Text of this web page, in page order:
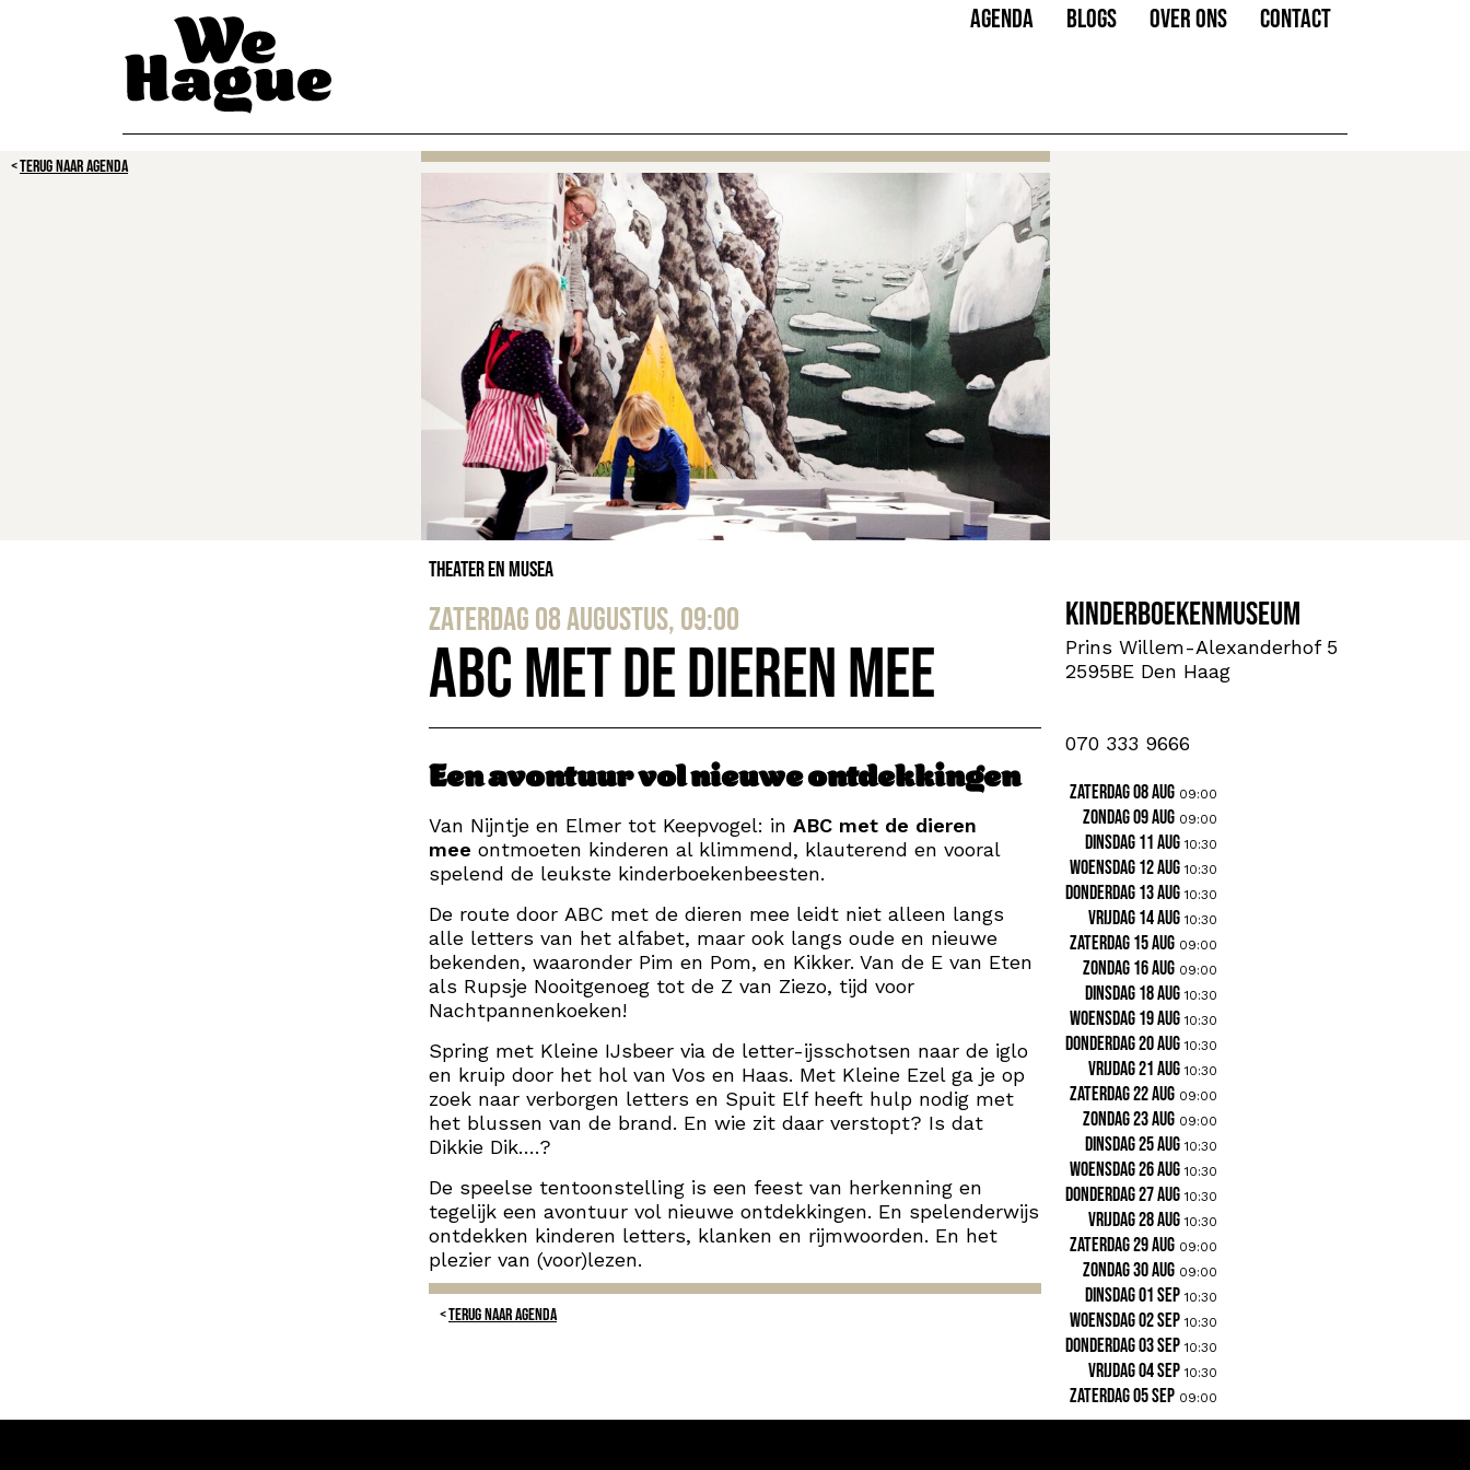
AGENDA BLOGS OVER ONS CONTACT
TERUG NAAR AGENDA
Theater en Musea
zaterdag 08 augustus, 09:00
ABC met de dieren mee
Een avontuur vol nieuwe ontdekkingen
Van Nijntje en Elmer tot Keepvogel: in ABC met de dieren
mee ontmoeten kinderen al klimmend, klauterend en vooral
spelend de leukste kinderboekenbeesten.
De route door ABC met de dieren mee leidt niet alleen langs
alle letters van het alfabet, maar ook langs oude en nieuwe
bekenden, waaronder Pim en Pom, en Kikker. Van de E van Eten
als Rupsje Nooitgenoeg tot de Z van Ziezo, tijd voor
Nachtpannenkoeken!
Spring met Kleine IJsbeer via de letter-ijsschotsen naar de iglo
en kruip door het hol van Vos en Haas. Met Kleine Ezel ga je op
zoek naar verborgen letters en Spuit Elf heeft hulp nodig met
het blussen van de brand. En wie zit daar verstopt? Is dat
Dikkie Dik….?
De speelse tentoonstelling is een feest van herkenning en
tegelijk een avontuur vol nieuwe ontdekkingen. En spelenderwijs
ontdekken kinderen letters, klanken en rijmwoorden. En het
plezier van (voor)lezen.
TERUG NAAR AGENDA
Kinderboekenmuseum
Prins Willem-Alexanderhof 5
2595BE Den Haag
070 333 9666
zaterdag 08 aug 09:00
zondag 09 aug 09:00
dinsdag 11 aug 10:30
woensdag 12 aug 10:30
donderdag 13 aug 10:30
vrijdag 14 aug 10:30
zaterdag 15 aug 09:00
zondag 16 aug 09:00
dinsdag 18 aug 10:30
woensdag 19 aug 10:30
donderdag 20 aug 10:30
vrijdag 21 aug 10:30
zaterdag 22 aug 09:00
zondag 23 aug 09:00
dinsdag 25 aug 10:30
woensdag 26 aug 10:30
donderdag 27 aug 10:30
vrijdag 28 aug 10:30
zaterdag 29 aug 09:00
zondag 30 aug 09:00
dinsdag 01 sep 10:30
woensdag 02 sep 10:30
donderdag 03 sep 10:30
vrijdag 04 sep 10:30
zaterdag 05 sep 09:00